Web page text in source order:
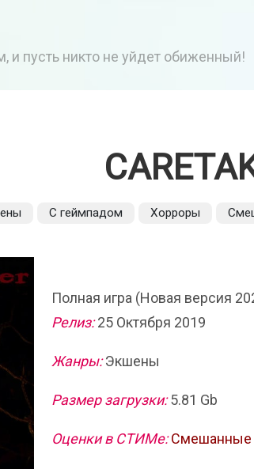
и пусть никто не уйдет обиженный!
С геймпадом Хорроры
Полная игра (Новая версия
Релиз:25 Октября 2019
Жанры:Экшены
Размер загрузки:5.81 Gb
Оценки в СТИМе: Смешанные